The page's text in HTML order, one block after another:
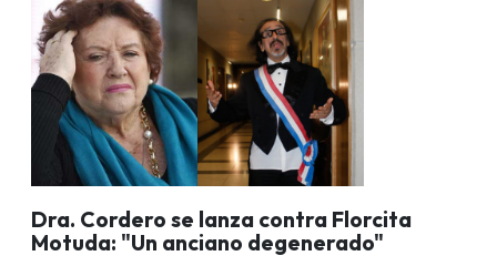
Dra. Cordero se lanza contra Florcita
Motuda: "Un anciano degenerado"